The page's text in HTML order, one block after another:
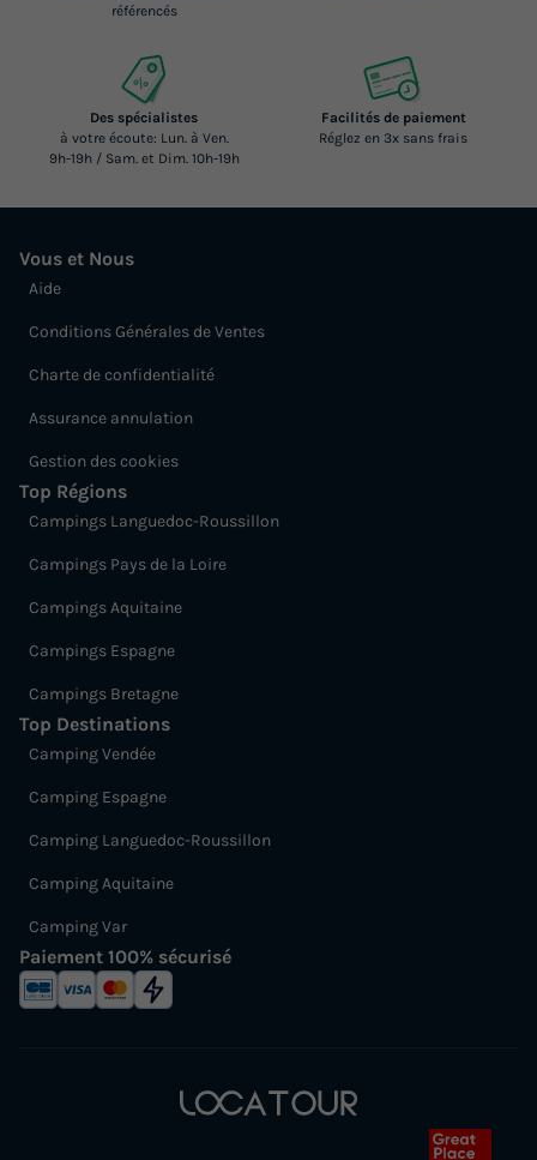
référencés
Des spécialistes
à votre écoute: Lun. à Ven.
9h-19h / Sam. et Dim. 10h-19h
Facilités de paiement
Réglez en 3x sans frais
Vous et Nous
Aide
Conditions Générales de Ventes
Charte de confidentialité
Assurance annulation
Gestion des cookies
Top Régions
Campings Languedoc-Roussillon
Campings Pays de la Loire
Campings Aquitaine
Campings Espagne
Campings Bretagne
Top Destinations
Camping Vendée
Camping Espagne
Camping Languedoc-Roussillon
Camping Aquitaine
Camping Var
Paiement 100% sécurisé